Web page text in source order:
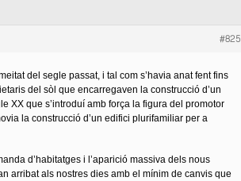
#825
del segle passat, i tal com s’havia anat fent fins
del sòl que encarregaven la construcció d’un
XX que s’introduí amb força la figura del promotor
la construcció d’un edifici plurifamiliar per a
d’habitatges i l’aparició massiva dels nous
arribat als nostres dies amb el mínim de canvis que